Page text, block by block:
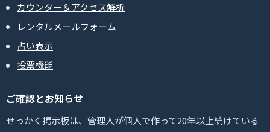
カウンター＆アクセス解析
レンタルメールフォーム
占い表示
投票機能
ご確認とお知らせ
せっかく掲示板は、管理人が個人で作って20年以上続けている